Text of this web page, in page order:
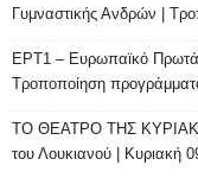
Γυμναστικής Ανδρών |
ΕΡΤ1 – Ευρωπαϊκό
Τροποποίηση
ΤΟ ΘΕΑΤΡΟ ΤΗΣ
του Λουκιανού | Κυριακή